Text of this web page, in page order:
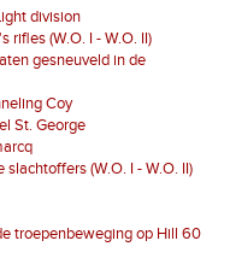
division
rifles (W.O. I - W.O. II)
gesneuveld in de
Coy
St. George
(W.O. I - W.O. II)
troepenbeweging op Hill 60